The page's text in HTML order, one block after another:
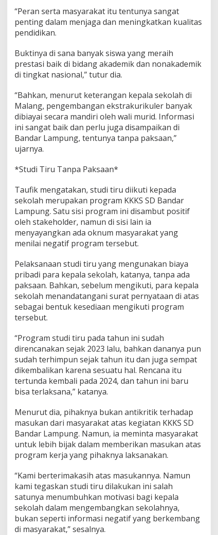
“Peran serta masyarakat itu tentunya sangat
penting dalam menjaga dan meningkatkan kualitas
pendidikan.
Buktinya di sana banyak siswa yang meraih
prestasi baik di bidang akademik dan nonakademik
di tingkat nasional,” tutur dia.
“Bahkan, menurut keterangan kepala sekolah di
Malang, pengembangan ekstrakurikuler banyak
dibiayai secara mandiri oleh wali murid. Informasi
ini sangat baik dan perlu juga disampaikan di
Bandar Lampung, tentunya tanpa paksaan,”
ujarnya.
*Studi Tiru Tanpa Paksaan*
Taufik mengatakan, studi tiru diikuti kepada
sekolah merupakan program KKKS SD Bandar
Lampung. Satu sisi program ini disambut positif
oleh stakeholder, namun di sisi lain ia
menyayangkan ada oknum masyarakat yang
menilai negatif program tersebut.
Pelaksanaan studi tiru yang mengunakan biaya
pribadi para kepala sekolah, katanya, tanpa ada
paksaan. Bahkan, sebelum mengikuti, para kepala
sekolah menandatangani surat pernyataan di atas
sebagai bentuk kesediaan mengikuti program
tersebut.
“Program studi tiru pada tahun ini sudah
direncanakan sejak 2023 lalu, bahkan dananya pun
sudah terhimpun sejak tahun itu dan juga sempat
dikembalikan karena sesuatu hal. Rencana itu
tertunda kembali pada 2024, dan tahun ini baru
bisa terlaksana,” katanya.
Menurut dia, pihaknya bukan antikritik terhadap
masukan dari masyarakat atas kegiatan KKKS SD
Bandar Lampung. Namun, ia meminta masyarakat
untuk lebih bijak dalam memberikan masukan atas
program kerja yang pihaknya laksanakan.
“Kami berterimakasih atas masukannya. Namun
kami tegaskan studi tiru dilakukan ini salah
satunya menumbuhkan motivasi bagi kepala
sekolah dalam mengembangkan sekolahnya,
bukan seperti informasi negatif yang berkembang
di masyarakat,” sesalnya.